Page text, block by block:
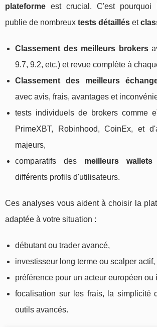
plateforme est crucial. C'est pourquoi
publie de nombreux tests détaillés et
Classement des meilleurs brokers
9.7, 9.2, etc.) et revue complète à
Classement des meilleurs
avec avis, frais, avantages et
tests individuels de brokers comme
PrimeXBT, Robinhood, CoinEx, et
majeurs,
comparatifs des meilleurs
différents profils d'utilisateurs.
Ces analyses vous aident à choisir la
adaptée à votre situation :
débutant ou trader avancé,
investisseur long terme ou scalper actif,
préférence pour un acteur européen ou
focalisation sur les frais, la simplicité
outils avancés.